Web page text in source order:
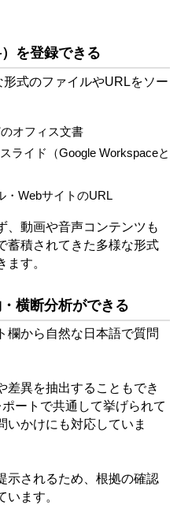
を登録できる
式のファイルやURLをソー
オフィス文書
ライド（Google Workspaceと
・WebサイトのURL
、動画や音声コンテンツも
蓄積されてきた多様な形式
す。
横断分析ができる
欄から自然な日本語で質問
差異を抽出することもでき
ートで共通して挙げられて
いかけにも対応していま
示されるため、根拠の確認
ます。